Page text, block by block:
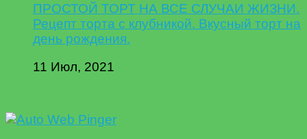
ПРОСТОЙ ТОРТ НА ВСЕ СЛУЧАИ ЖИЗНИ.
Рецепт торта с клубникой. Вкусный торт на
день рождения.
11 Июл, 2021